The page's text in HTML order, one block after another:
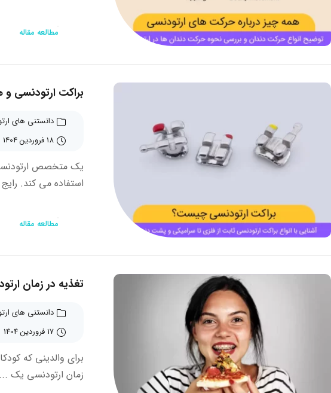
مطالعه مقاله
براکت ارتودنسی و
دانستنی های
18 فروردین 1404
یک متخصص
استفاده می کند.
مطالعه مقاله
تغذیه در زمان
دانستنی های
17 فروردین 1404
برای والدینی که
زمان ارتودنسی یک ...